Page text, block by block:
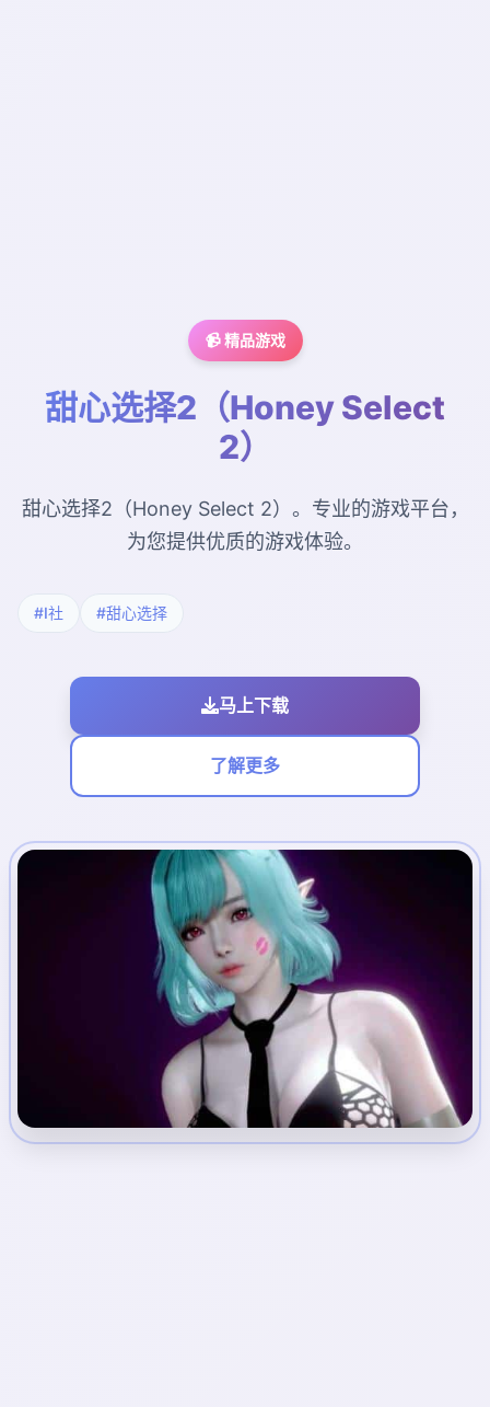
📹 精品游戏
甜心选择2（Honey Select
2）
甜心选择2（Honey Select 2）。专业的游戏平台，
为您提供优质的游戏体验。
#I社 #甜心选择
马上下载
了解更多